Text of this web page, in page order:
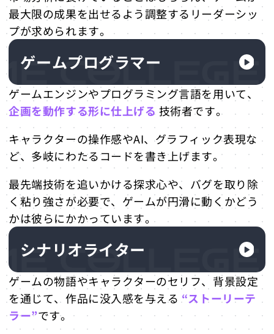
最大限の成果を出せるよう調整するリーダーシッ
プが求められます。
ゲームプログラマー
ゲームエンジンやプログラミング言語を用いて、
企画を動作する形に仕上げる 技術者です。
キャラクターの操作感やAI、グラフィック表現な
ど、多岐にわたるコードを書き上げます。
最先端技術を追いかける探求心や、バグを取り除
く粘り強さが必要で、ゲームが円滑に動くかどう
かは彼らにかかっています。
シナリオライター
ゲームの物語やキャラクターのセリフ、背景設定
を通じて、作品に没入感を与える “ストーリーテ
ラー”です。